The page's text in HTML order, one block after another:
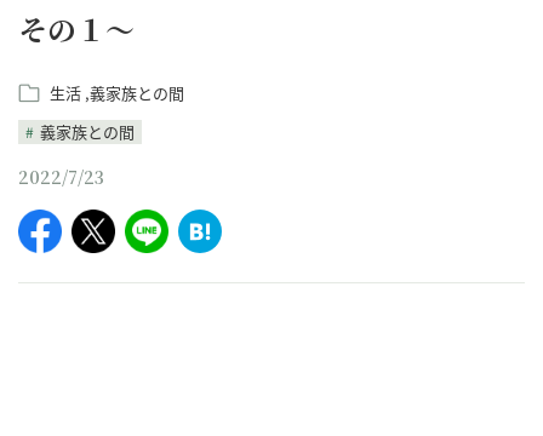
その１～
生活 義家族との間
義家族との間
2022/7/23